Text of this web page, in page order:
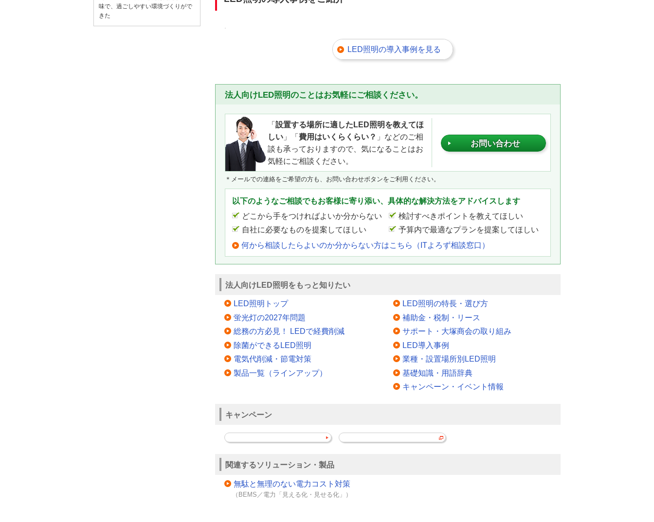
LED照明の導入事例を見る
法人向けLED照明のことはお気軽にご相談ください。
「 設置する場所に適したLED照明を教えてほ
しい 」「 費用はいくらくらい？ 」などのご相
談も承っておりますので、気になることはお
気軽にご相談ください。
お問い合わせ
＊メールでの連絡をご希望の方も、お問い合わせボタンをご利用ください。
以下のようなご相談でもお客様に寄り添い、具体的な解決方法をアドバイスします
どこから手をつければよいか分からない
検討すべきポイントを教えてほしい
自社に必要なものを提案してほしい
予算内で最適なプランを提案してほしい
何から相談したらよいのか分からない方はこちら（ITよろず相談窓口）
法人向けLED照明をもっと知りたい
LED照明トップ
蛍光灯の2027年問題
総務の方必見！ LEDで経費削減
除菌ができるLED照明
電気代削減・節電対策
製品一覧（ラインアップ）
LED照明の特長・選び方
補助金・税制・リース
サポート・大塚商会の取り組み
LED導入事例
業種・設置場所別LED照明
基礎知識・用語辞典
キャンペーン・イベント情報
キャンペーン
関連するソリューション・製品
無駄と無理のない電力コスト対策
（BEMS／電力「見える化・見せる化」）
味で、過ごしやすい環境づくりがで
きた